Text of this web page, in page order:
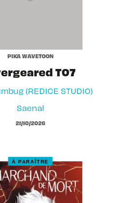
PIKA WAVETOON
T07
(REDICE STUDIO)
Saenal
21/10/2026
À PARAÎTRE